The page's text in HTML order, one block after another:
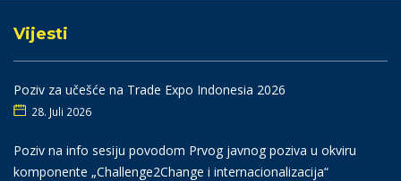
Vijesti
Poziv za učešće na Trade Expo Indonesia 2026
28. Juli 2026
Poziv na info sesiju povodom Prvog javnog poziva u okviru
komponente „Challenge2Change i internacionalizacija“